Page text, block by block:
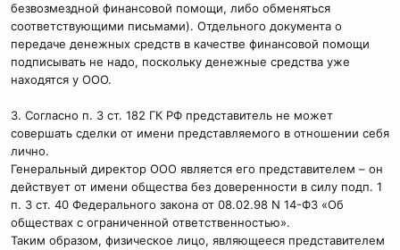
безвозмездной финансовой помощи, либо обменяться
соответствующими письмами). Отдельного документа о
передаче денежных средств в качестве финансовой помощи
подписывать не надо, поскольку денежные средства уже
находятся у ООО.
3. Согласно п. 3 ст. 182 ГК РФ представитель не может
совершать сделки от имени представляемого в отношении себя
лично.
Генеральный директор ООО является его представителем – он
действует от имени общества без доверенности в силу подп. 1
п. 3 ст. 40 Федерального закона от 08.02.98 N 14-ФЗ «Об
обществах с ограниченной ответственностью».
Таким образом, физическое лицо, являющееся представителем